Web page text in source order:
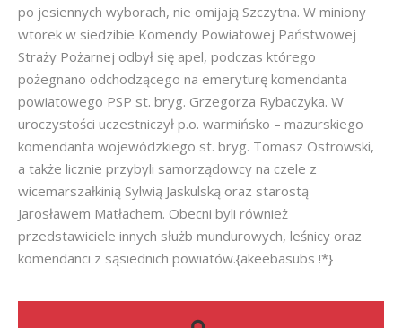
po jesiennych wyborach, nie omijają Szczytna. W miniony
wtorek w siedzibie Komendy Powiatowej Państwowej
Straży Pożarnej odbył się apel, podczas którego
pożegnano odchodzącego na emeryturę komendanta
powiatowego PSP st. bryg. Grzegorza Rybaczyka. W
uroczystości uczestniczył p.o. warmińsko – mazurskiego
komendanta wojewódzkiego st. bryg. Tomasz Ostrowski,
a także licznie przybyli samorządowcy na czele z
wicemarszałkinią Sylwią Jaskulską oraz starostą
Jarosławem Matłachem. Obecni byli również
przedstawiciele innych służb mundurowych, leśnicy oraz
komendanci z sąsiednich powiatów.{akeebasubs !*}